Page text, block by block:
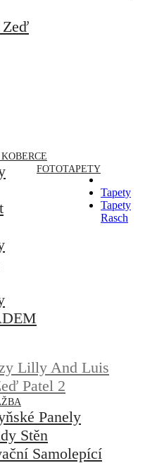
Zeď
FOTOTAPETY
Lilly And Luis
Patel 2
Panely
Stěn
Samolepící
Tapety
Tapety
Rasch